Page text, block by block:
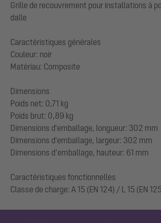
Grille de recouvrement pour installations à
dalle
Caractéristiques générales
Couleur: noir
Matériau: Composite
Dimensions
Poids net: 0,71 kg
Poids brut: 0,89 kg
Dimensions d'emballage, longueur: 302 mm
Dimensions d'emballage, largeur: 302 mm
Dimensions d’emballage, hauteur: 61 mm
Caractéristiques fonctionnelles